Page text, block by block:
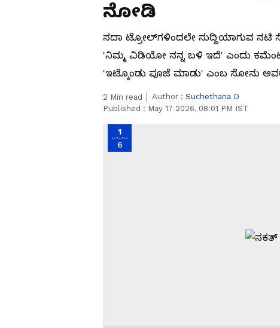
ನೋಡಿ
ಸದಾ ಟ್ರೋಲ್‌ಗಳಿಂದಲೇ ಸುದ್ದಿಯಾಗುವ ನಟಿ
'ನಿಮ್ಮ ವಿಡಿಯೋ ನನ್ನ ಬಳಿ ಇದೆ' ಎಂದು
'ಇಟ್ಕೊಂಡು ಪೂಜೆ ಮಾಡು' ಎಂಬ ಸೋನು
2 Min read Author : Suchethana D
Published : May 17 2026, 08:01 PM IST
1
6